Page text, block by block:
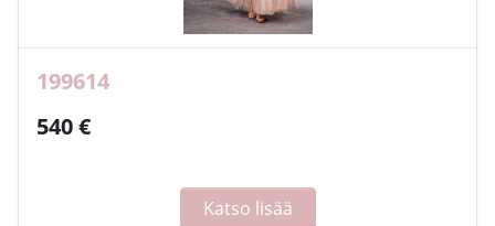
199614
540 €
Katso lisää